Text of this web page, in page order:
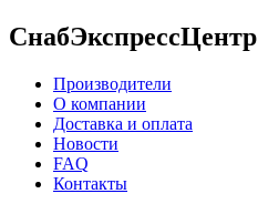
СнабЭкспрессЦентр
Производители
О компании
Доставка и оплата
Новости
FAQ
Контакты